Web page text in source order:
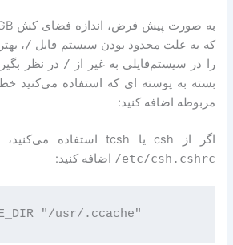
که به علت محدود بودن سیستم فایل /،
را در سیستم‌فایلی به غیر از / در نظر
بسته به پوسته ای که استفاده می‌کنید
مربوطه اضافه کنید:
اگر از csh یا tcsh استفاده می‌کنید، خط زیر را به فایل
/etc/csh.cshrc اضافه کنید: